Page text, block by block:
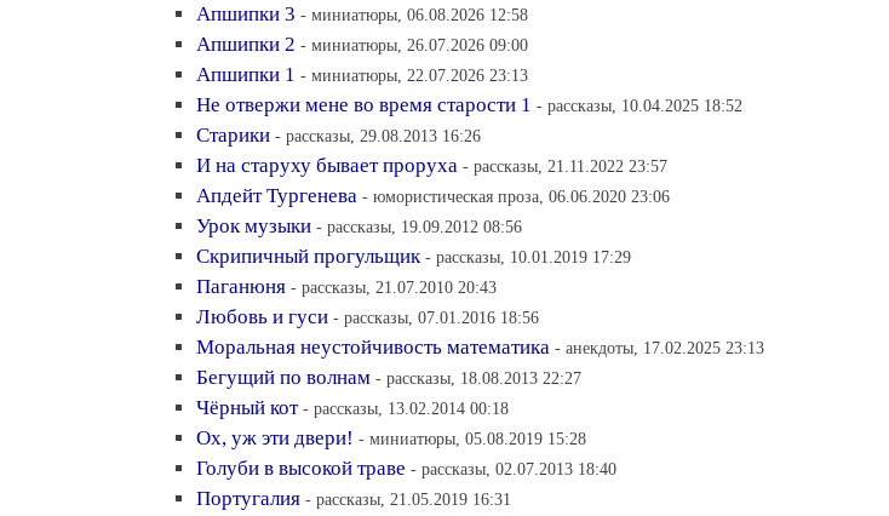
Апшипки 3 - миниатюры, 06.08.2026 12:58
Апшипки 2 - миниатюры, 26.07.2026 09:00
Апшипки 1 - миниатюры, 22.07.2026 23:13
Не отвержи мене во время старости 1 - рассказы, 10.04.2025 18:52
Старики - рассказы, 29.08.2013 16:26
И на старуху бывает проруха - рассказы, 21.11.2022 23:57
Апдейт Тургенева - юмористическая проза, 06.06.2020 23:06
Урок музыки - рассказы, 19.09.2012 08:56
Скрипичный прогульщик - рассказы, 10.01.2019 17:29
Паганюня - рассказы, 21.07.2010 20:43
Любовь и гуси - рассказы, 07.01.2016 18:56
Моральная неустойчивость математика - анекдоты, 17.02.2025 23:13
Бегущий по волнам - рассказы, 18.08.2013 22:27
Чёрный кот - рассказы, 13.02.2014 00:18
Ох, уж эти двери! - миниатюры, 05.08.2019 15:28
Голуби в высокой траве - рассказы, 02.07.2013 18:40
Португалия - рассказы, 21.05.2019 16:31